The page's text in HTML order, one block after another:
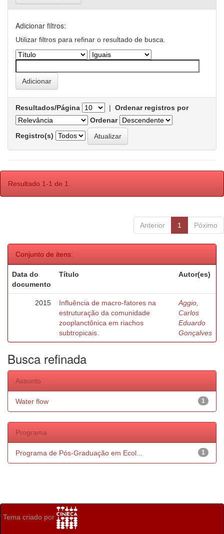
Adicionar filtros:
Utilizar filtros para refinar o resultado de busca.
Resultados/Página | Ordenar registros por
Ordenar
Registro(s)
Resultado 1-1 de 1.
Anterior 1 Póximo
Conjunto de itens:
Data do
documento
Título Autor(es)
2015
Influência de macro-fatores na
estruturação da comunidade
zooplanctônica em riachos
subtropicais.
Aggio,
Carlos
Eduardo
Gonçalves
Busca refinada
Assunto
1
Water flow
Programa
1
Programa de Pós-Graduação em Ecol...
Tema criado por